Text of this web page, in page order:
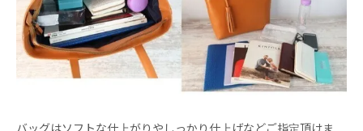
バッグはソフトな仕上がりやしっかり仕上げなどご指定頂けま